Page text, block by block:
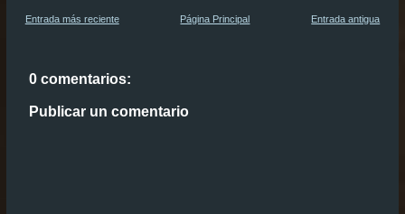
Entrada más reciente Entrada antigua
Página Principal
0 comentarios:
Publicar un comentario